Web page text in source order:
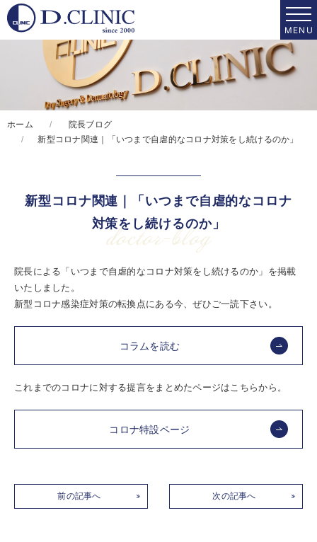
ホーム
院長ブログ
新型コロナ関連｜「いつまで自虐的なコロナ対策をし続けるのか」
新型コロナ関連｜「いつまで自虐的なコロナ
対策をし続けるのか」
doctor-blog
院長による「いつまで自虐的なコロナ対策をし続けるのか」を掲載
いたしました。
新型コロナ感染症対策の転換点にある今、ぜひご一読下さい。
コラムを読む
これまでのコロナに対する提言をまとめたページはこちらから。
コロナ特設ページ
前の記事へ 次の記事へ